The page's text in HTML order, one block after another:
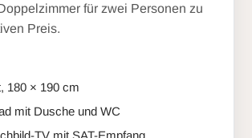
für zwei Personen zu
Preis.
180 × 190 cm
mit Dusche und WC
TV mit SAT-Empfang